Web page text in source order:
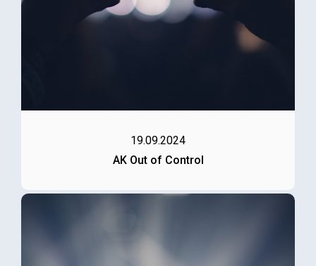
19.09.2024
AK Out of Control